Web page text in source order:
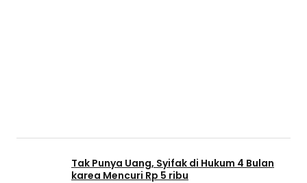
Tak Punya Uang, Syifak di Hukum 4 Bulan
karea Mencuri Rp 5 ribu